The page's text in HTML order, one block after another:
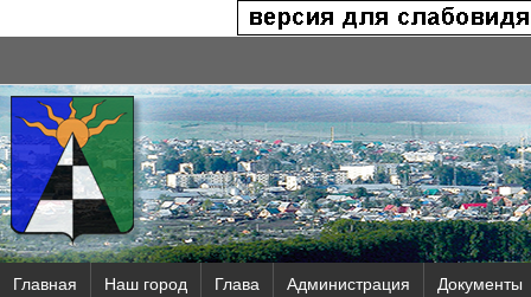
Главная Наш город Глава Администрация Документы